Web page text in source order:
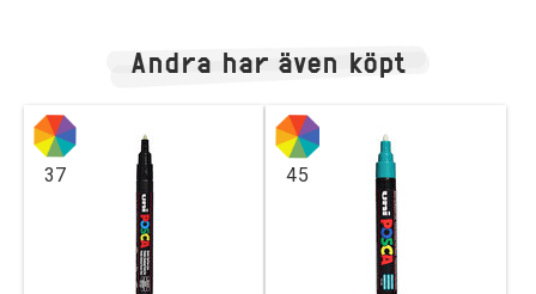
Andra har även köpt
37 45